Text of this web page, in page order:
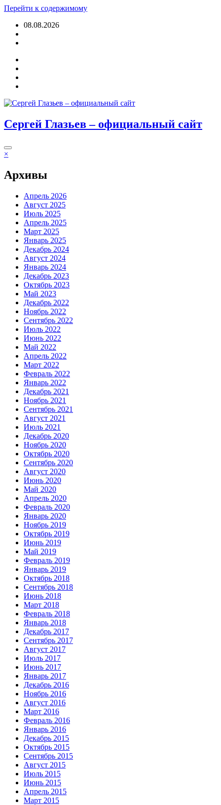
Перейти к содержимому
08.08.2026
Сергей Глазьев – официальный сайт
×
Архивы
Апрель 2026
Август 2025
Июль 2025
Апрель 2025
Март 2025
Январь 2025
Декабрь 2024
Август 2024
Январь 2024
Декабрь 2023
Октябрь 2023
Май 2023
Декабрь 2022
Ноябрь 2022
Сентябрь 2022
Июль 2022
Июнь 2022
Май 2022
Апрель 2022
Март 2022
Февраль 2022
Январь 2022
Декабрь 2021
Ноябрь 2021
Сентябрь 2021
Август 2021
Июль 2021
Декабрь 2020
Ноябрь 2020
Октябрь 2020
Сентябрь 2020
Август 2020
Июнь 2020
Май 2020
Апрель 2020
Февраль 2020
Январь 2020
Ноябрь 2019
Октябрь 2019
Июнь 2019
Май 2019
Февраль 2019
Январь 2019
Октябрь 2018
Сентябрь 2018
Июнь 2018
Март 2018
Февраль 2018
Январь 2018
Декабрь 2017
Сентябрь 2017
Август 2017
Июль 2017
Июнь 2017
Январь 2017
Декабрь 2016
Ноябрь 2016
Август 2016
Март 2016
Февраль 2016
Январь 2016
Декабрь 2015
Октябрь 2015
Сентябрь 2015
Август 2015
Июль 2015
Июнь 2015
Апрель 2015
Март 2015